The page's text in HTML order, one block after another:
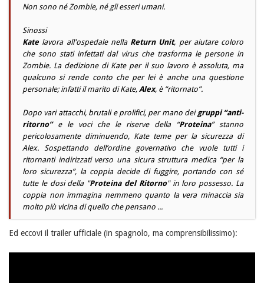
Non sono né Zombie, né gli esseri umani.
Sinossi
Kate lavora all'ospedale nella Return Unit, per aiutare coloro
che sono stati infettati dal virus che trasforma le persone in
Zombie. La dedizione di Kateper il suo lavoro è assoluta, ma
qualcuno si rende conto che per lei è anche una questione
personale; infatti il marito diKate, Alex, è “ritornato”.
Dopo vari attacchi, brutali e prolifici, per mano dei gruppi “anti-
ritorno”e le voci che le riserve della “Proteina” stanno
pericolosamente diminuendo, Kateteme per la sicurezza di
Alex. Sospettando dell’ordine governativo che vuole tutti i
ritornanti indirizzati verso una sicura struttura medica “per la
loro sicurezza”, la coppia decide di fuggire, portando con sé
tutte le dosi della "Proteina del Ritorno" in loro possesso. La
coppia non immagina nemmeno quanto la vera minaccia sia
molto più vicina di quello che pensano ...
Ed eccovi il trailer ufficiale (in spagnolo, ma comprensibilissimo):